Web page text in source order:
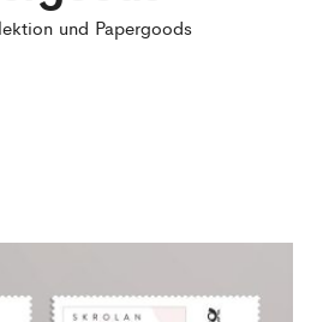
und Papergoods